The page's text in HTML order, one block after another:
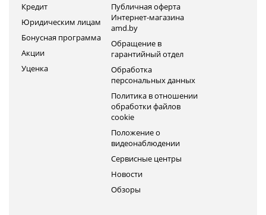
Кредит
Юридическим лицам
Бонусная программа
Акции
Уценка
Публичная оферта
Интернет-магазина
amd.by
Обращение в
гарантийный отдел
Обработка
персональных данных
Политика в отношении
обработки файлов
cookie
Положение о
видеонаблюдении
Сервисные центры
Новости
Обзоры